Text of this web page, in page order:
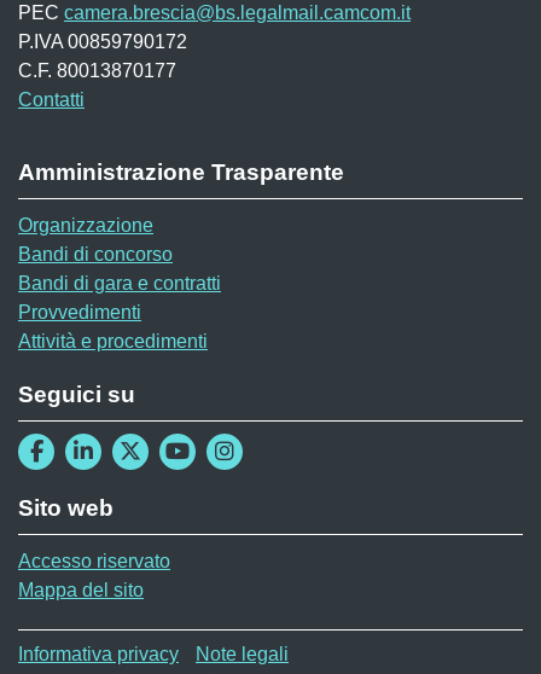
PEC camera.brescia@bs.legalmail.camcom.it
P.IVA 00859790172
C.F. 80013870177
Contatti
Amministrazione Trasparente
Organizzazione
Bandi di concorso
Bandi di gara e contratti
Provvedimenti
Attività e procedimenti
Seguici su
Sito web
Accesso riservato
Mappa del sito
Menù privacy
Informativa privacy
Note legali